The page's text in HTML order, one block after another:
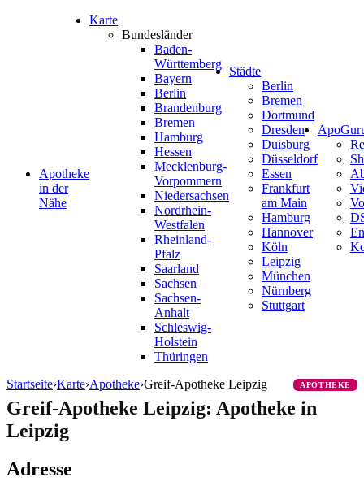
Apotheke
in der
Nähe
Karte
Bundesländer
Baden-
Württemberg
Bayern
Berlin
Brandenburg
Bremen
Hamburg
Hessen
Mecklenburg-
Vorpommern
Niedersachsen
Nordrhein-
Westfalen
Rheinland-
Pfalz
Saarland
Sachsen
Sachsen-
Anhalt
Schleswig-
Holstein
Thüringen
Städte
Berlin
Bremen
Dortmund
Dresden
Duisburg
Düsseldorf
Essen
Frankfurt
am Main
Hamburg
Hannover
Köln
Leipzig
München
Nürnberg
Stuttgart
Startseite›Karte›Apotheke›Greif-Apotheke Leipzig APOTHEKE
Greif-Apotheke Leipzig: Apotheke in
Leipzig
Adresse